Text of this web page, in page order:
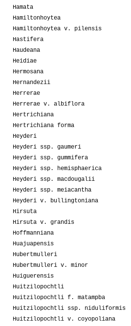
Hamata
Hamiltonhoytea
Hamiltonhoytea v. pilensis
Hastifera
Haudeana
Heidiae
Hermosana
Hernandezii
Herrerae
Herrerae v. albiflora
Hertrichiana
Hertrichiana forma
Heyderi
Heyderi ssp. gaumeri
Heyderi ssp. gummifera
Heyderi ssp. hemisphaerica
Heyderi ssp. macdougalii
Heyderi ssp. meiacantha
Heyderi v. bullingtoniana
Hirsuta
Hirsuta v. grandis
Hoffmanniana
Huajuapensis
Hubertmulleri
Hubertmulleri v. minor
Huiguerensis
Huitzilopochtli
Huitzilopochtli f. matampba
Huitzilopochtli ssp. niduliformis
Huitzilopochtli v. coyopoliana